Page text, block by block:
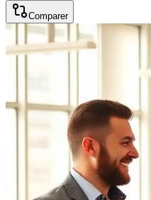
Comparer